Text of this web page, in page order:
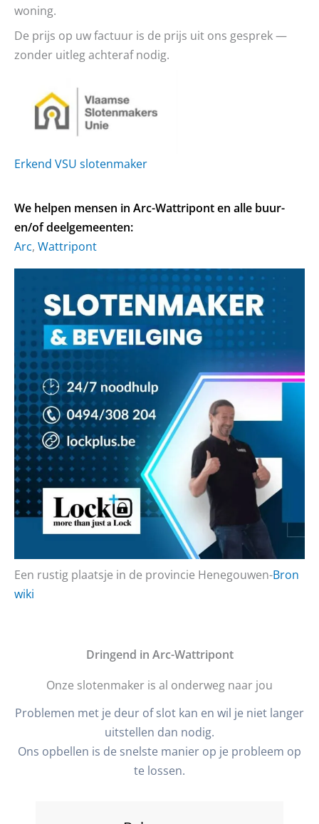
woning.
De prijs op uw factuur is de prijs uit ons gesprek —
zonder uitleg achteraf nodig.
Erkend VSU slotenmaker
We helpen mensen in Arc-Wattripont en alle buur-
en/of deelgemeenten:
Arc, Wattripont
Een rustig plaatsje in de provincie Henegouwen-Bron
wiki
Dringend in Arc-Wattripont
Onze slotenmaker is al onderweg naar jou
Problemen met je deur of slot kan en wil je niet langer
uitstellen dan nodig.
Ons opbellen is de snelste manier op je probleem op
te lossen.